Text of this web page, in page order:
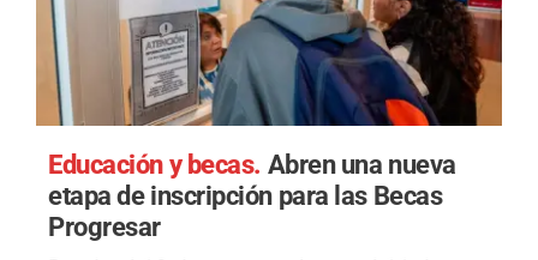
Educación y becas. Abren una nueva
etapa de inscripción para las Becas
Progresar